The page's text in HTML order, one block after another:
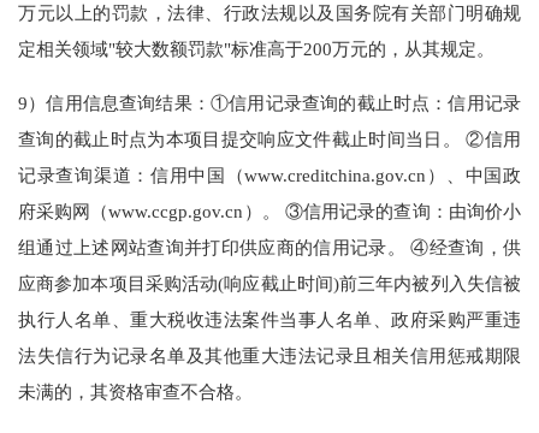
万元以上的罚款，法律、行政法规以及国务院有关部门明确规
定相关领域"较大数额罚款"标准高于200万元的，从其规定。
9）信用信息查询结果：①信用记录查询的截止时点：信用记录
查询的截止时点为本项目提交响应文件截止时间当日。 ②信用
记录查询渠道：信用中国（www.creditchina.gov.cn）、中国政
府采购网（www.ccgp.gov.cn）。 ③信用记录的查询：由询价小
组通过上述网站查询并打印供应商的信用记录。 ④经查询，供
应商参加本项目采购活动(响应截止时间)前三年内被列入失信被
执行人名单、重大税收违法案件当事人名单、政府采购严重违
法失信行为记录名单及其他重大违法记录且相关信用惩戒期限
未满的，其资格审查不合格。